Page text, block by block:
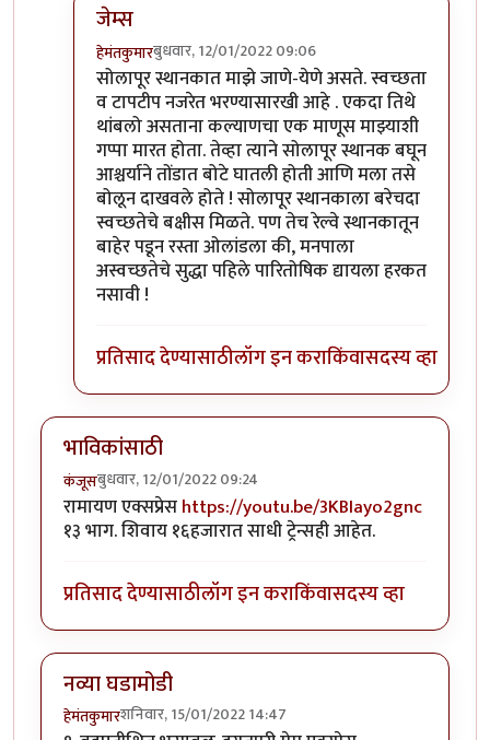
जेम्स
हेमंतकुमारबुधवार, 12/01/2022 09:06
In reply toआयोव !byजेम्स वांड
सोलापूर स्थानकात माझे जाणे-येणे असते. स्वच्छता
व टापटीप नजरेत भरण्यासारखी आहे . एकदा तिथे
थांबलो असताना कल्याणचा एक माणूस माझ्याशी
गप्पा मारत होता. तेव्हा त्याने सोलापूर स्थानक बघून
आश्चर्याने तोंडात बोटे घातली होती आणि मला तसे
बोलून दाखवले होते ! सोलापूर स्थानकाला बरेचदा
स्वच्छतेचे बक्षीस मिळते. पण तेच रेल्वे स्थानकातून
बाहेर पडून रस्ता ओलांडला की, मनपाला
अस्वच्छतेचे सुद्धा पहिले पारितोषिक द्यायला हरकत
नसावी !
प्रतिसाद देण्यासाठीलॉग इन कराकिंवासदस्य व्हा
भाविकांसाठी
कंजूसबुधवार, 12/01/2022 09:24
रामायण एक्सप्रेसhttps://youtu.be/3KBIayo2gnc
१३ भाग. शिवाय १६हजारात साधी ट्रेन्सही आहेत.
प्रतिसाद देण्यासाठीलॉग इन कराकिंवासदस्य व्हा
नव्या घडामोडी
हेमंतकुमारशनिवार, 15/01/2022 14:47